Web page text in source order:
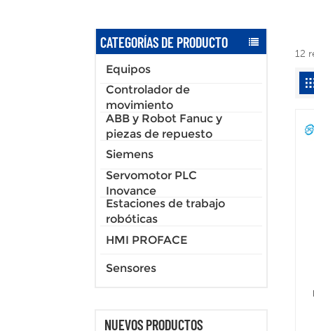
CATEGORÍAS DE PRODUCTO
Equipos
Controlador de
movimiento
ABB y Robot Fanuc y
piezas de repuesto
Siemens
Servomotor PLC
Inovance
Estaciones de trabajo
robóticas
HMI PROFACE
Sensores
NUEVOS PRODUCTOS
12